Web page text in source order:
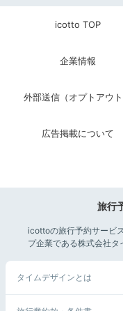
につかったり、部屋
Breakfast
icotto TOP
企業情報
外部送信（オプトアウト
広告掲載について
旅行
icottoの旅行予約サービ
プ企業である株式会社タ
タイムデザインとは